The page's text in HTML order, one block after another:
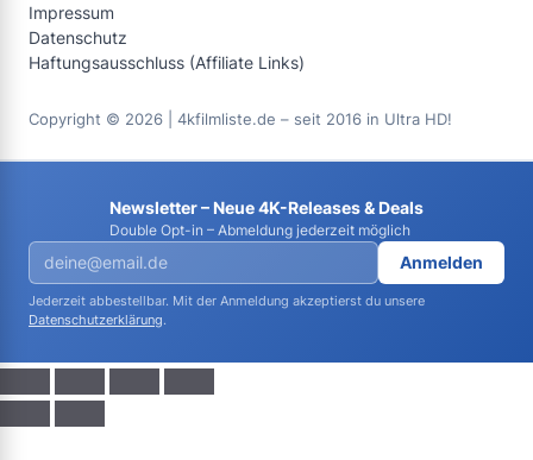
Impressum
Datenschutz
Haftungsausschluss (Affiliate Links)
Copyright © 2026 | 4kfilmliste.de – seit 2016 in Ultra HD!
Newsletter – Neue 4K-Releases & Deals
Double Opt-in – Abmeldung jederzeit möglich
Anmelden
Jederzeit abbestellbar. Mit der Anmeldung akzeptierst du unsere
Datenschutzerklärung.